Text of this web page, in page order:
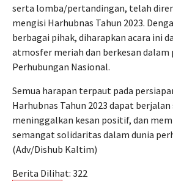
serta lomba/pertandingan, telah
mengisi Harhubnas Tahun 2023.
berbagai pihak, diharapkan acara ini
atmosfer meriah dan berkesan
Perhubungan Nasional.
Semua harapan terpaut pada
Harhubnas Tahun 2023 dapat berjalan
meninggalkan kesan positif, dan
semangat solidaritas dalam dunia
(Adv/Dishub Kaltim)
Berita Dilihat: 322